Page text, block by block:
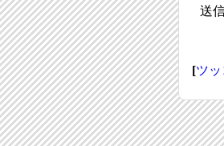
送
[ツ